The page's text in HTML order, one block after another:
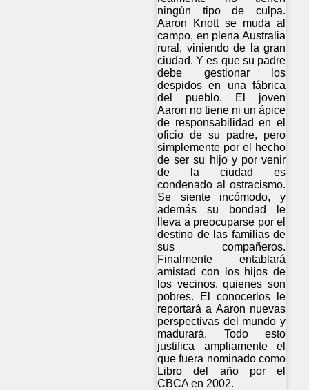
ningún tipo de culpa.
Aaron Knott se muda al
campo, en plena Australia
rural, viniendo de la gran
ciudad. Y es que su padre
debe gestionar los
despidos en una fábrica
del pueblo. El joven
Aaron no tiene ni un ápice
de responsabilidad en el
oficio de su padre, pero
simplemente por el hecho
de ser su hijo y por venir
de la ciudad es
condenado al ostracismo.
Se siente incómodo, y
además su bondad le
lleva a preocuparse por el
destino de las familias de
sus compañeros.
Finalmente entablará
amistad con los hijos de
los vecinos, quienes son
pobres. El conocerlos le
reportará a Aaron nuevas
perspectivas del mundo y
madurará. Todo esto
justifica ampliamente el
que fuera nominado como
Libro del año por el
CBCA en 2002.